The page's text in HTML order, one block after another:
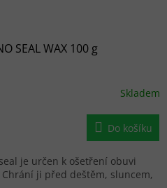
SEAL WAX 100 g
Skladem
Do košíku
je určen k ošetření obuvi
Chrání ji před deštěm, sluncem,